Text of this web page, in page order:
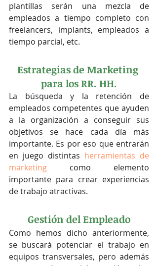
plantillas serán una mezcla de
empleados a tiempo completo con
freelancers, implants, empleados a
tiempo parcial, etc.
Estrategias de Marketing
para los RR. HH.
La búsqueda y la retención de
empleados competentes que ayuden
a la organización a conseguir sus
objetivos se hace cada día más
importante. Es por eso que entrarán
en juego distintas herramientas de
marketing como elemento
importante para crear experiencias
de trabajo atractivas.
Gestión del Empleado
Como hemos dicho anteriormente,
se buscará potenciar el trabajo en
equipos transversales, pero además